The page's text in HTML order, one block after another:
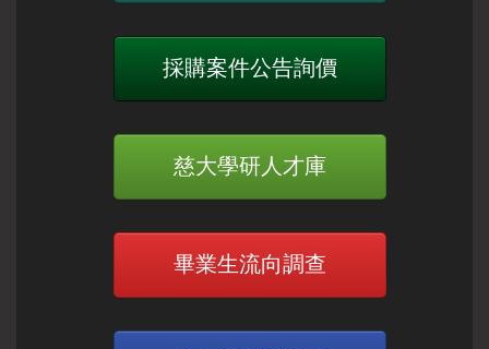
採購案件公告詢價
慈大學研人才庫
畢業生流向調查